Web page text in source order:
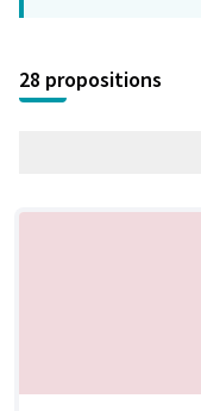
28 propositions